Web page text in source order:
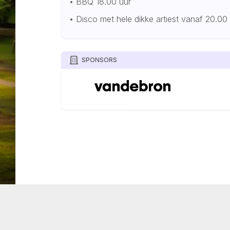
•⁠ ⁠Disco met hele dikke artiest vanaf 20.00
SPONSORS